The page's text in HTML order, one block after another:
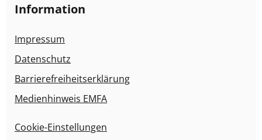
Information
Impressum
Datenschutz
Barrierefreiheitserklärung
Medienhinweis EMFA
Cookie-Einstellungen